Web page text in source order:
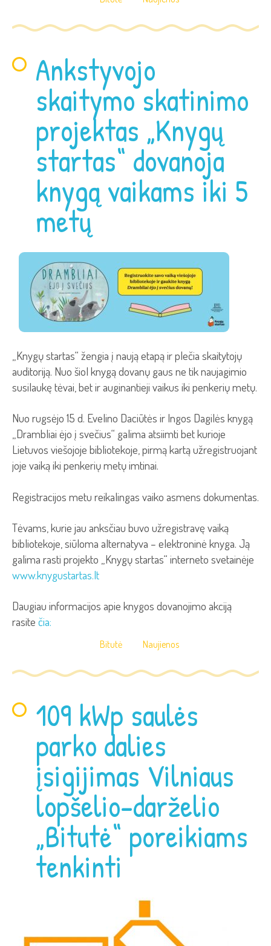
Ankstyvojo
skaitymo skatinimo
projektas „Knygų
startas“ dovanoja
knygą vaikams iki 5
metų
„Knygų startas“ žengia į naują etapą ir plečia skaitytojų
auditoriją. Nuo šiol knygą dovanų gaus ne tik naujagimio
susilaukę tėvai, bet ir auginantieji vaikus iki penkerių metų.
Nuo rugsėjo 15 d. Evelino Daciūtės ir Ingos Dagilės knygą
„Drambliai ėjo į svečius“ galima atsiimti bet kurioje
Lietuvos viešojoje bibliotekoje, pirmą kartą užregistruojant
joje vaiką iki penkerių metų imtinai.
Registracijos metu reikalingas vaiko asmens dokumentas.
Tėvams, kurie jau anksčiau buvo užregistravę vaiką
bibliotekoje, siūloma alternatyva – elektroninė knyga. Ją
galima rasti projekto „Knygų startas“ interneto svetainėje
www.knygustartas.lt
Daugiau informacijos apie knygos dovanojimo akciją
rasite čia:
Bitutė Naujienos
109 kWp saulės
parko dalies
įsigijimas Vilniaus
lopšelio-darželio
„Bitutė“ poreikiams
tenkinti